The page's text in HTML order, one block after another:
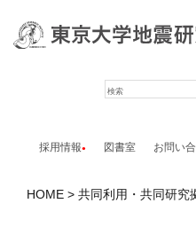
採用情報 図書室 お問い
HOME 共同利用・共同研究